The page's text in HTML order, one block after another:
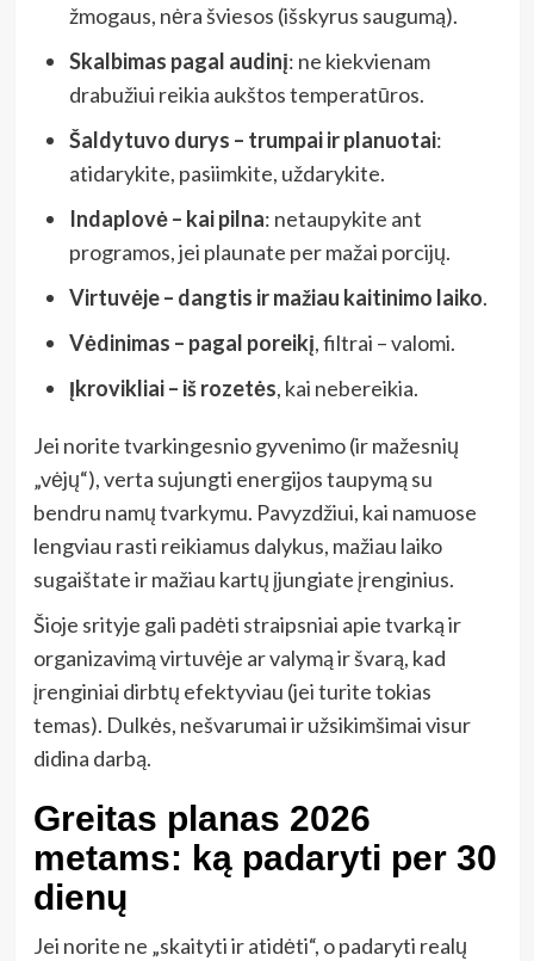
žmogaus, nėra šviesos (išskyrus saugumą).
Skalbimas pagal audinį: ne kiekvienam
drabužiui reikia aukštos temperatūros.
Šaldytuvo durys – trumpai ir planuotai:
atidarykite, pasiimkite, uždarykite.
Indaplovė – kai pilna: netaupykite ant
programos, jei plaunate per mažai porcijų.
Virtuvėje – dangtis ir mažiau kaitinimo laiko.
Vėdinimas – pagal poreikį, filtrai – valomi.
Įkrovikliai – iš rozetės, kai nebereikia.
Jei norite tvarkingesnio gyvenimo (ir mažesnių
„vėjų“), verta sujungti energijos taupymą su
bendru namų tvarkymu. Pavyzdžiui, kai namuose
lengviau rasti reikiamus dalykus, mažiau laiko
sugaištate ir mažiau kartų įjungiate įrenginius.
Šioje srityje gali padėti straipsniai apie tvarką ir
organizavimą virtuvėje ar valymą ir švarą, kad
įrenginiai dirbtų efektyviau (jei turite tokias
temas). Dulkės, nešvarumai ir užsikimšimai visur
didina darbą.
Greitas planas 2026
metams: ką padaryti per 30
dienų
Jei norite ne „skaityti ir atidėti“, o padaryti realų